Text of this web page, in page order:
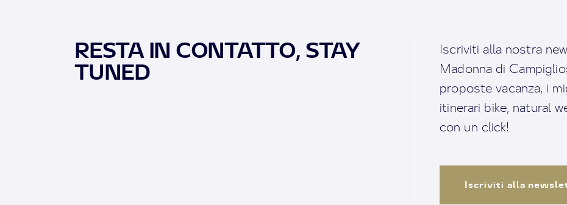
RESTA IN CONTATTO, STAY
TUNED
Iscriviti alla nostra
Madonna di
proposte vacanza, i
itinerari bike, natural
con un click!
Iscriviti alla